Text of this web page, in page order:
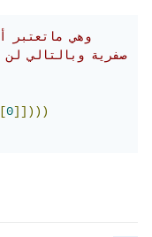
[0]])))